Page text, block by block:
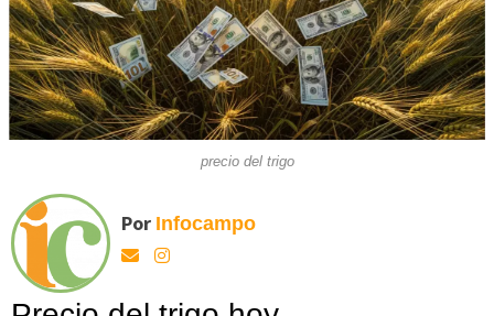
precio del trigo
Por Infocampo